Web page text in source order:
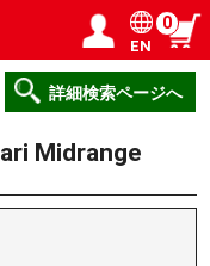
録
EN
0
詳細検索ページへ
Midrange